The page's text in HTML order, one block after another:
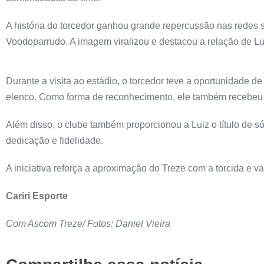
A história do torcedor ganhou grande repercussão nas
Voodoparrudo. A imagem viralizou e destacou a relação de
Durante a visita ao estádio, o torcedor teve a oportunidade
elenco. Como forma de reconhecimento, ele também
Além disso, o clube também proporcionou a Luiz o título de
dedicação e fidelidade.
A iniciativa reforça a aproximação do Treze com a torcida e
Cariri Esporte
Com Ascom Treze/ Fotos: Daniel Vieira